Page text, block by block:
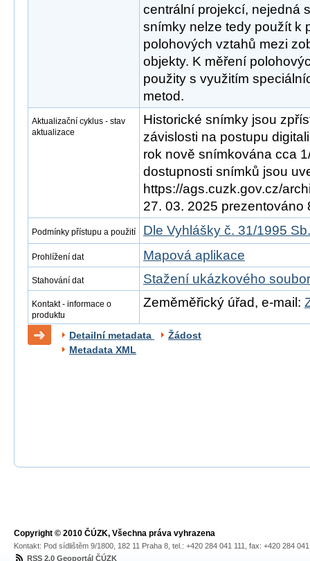
centrální projekcí, nejedná
snímky nelze tedy použít k
polohových vztahů mezi
objekty. K měření
použity s využitím
metod.
Aktualizační cyklus - stav
aktualizace
Historické snímky jsou
závislosti na postupu
rok nově snímkována cca
dostupnosti snímků jsou
https://ags.cuzk.gov.cz/
27. 03. 2025 prezentováno
Podmínky přístupu a použití Dle Vyhlášky č. 31/1995 Sb.
Prohlížení dat Mapová aplikace
Stahování dat Stažení ukázkového
Kontakt - informace o
produktu
Zeměměřický úřad, e-mail:
Detailní metadata
Žádost
Metadata XML
Copyright © 2010 ČÚZK, Všechna práva vyhrazena
Kontakt: Pod sídlištěm 9/1800, 182 11 Praha 8, tel.: +420 284 041 111, fax: +420 284
RSS 2.0 Geoportál ČÚZK